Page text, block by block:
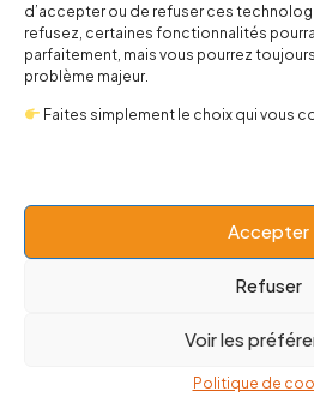
d’accepter ou de refuser ces
refusez, certaines fonctionnalités
parfaitement, mais vous pourrez
problème majeur.
Faites simplement le choix qui vous
Accepter
Refuser
Voir les
Politique de
Follow us